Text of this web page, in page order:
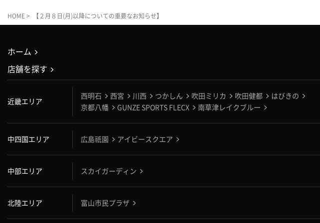
HOME > 【２月８日(月)以降についての重要なお知らせ】
ホーム
店舗を探す
近畿エリア
西明石 西宮 川西 つかしん 吹田ミリカ 吹田健都
はびきの
京都八幡
GUNZE SPORTS FLECX 南草津レイクブルー
中四国エリア 広島祇園 アイビースクエア
中部エリア スカイガーディン
北陸エリア 富山市民プラザ